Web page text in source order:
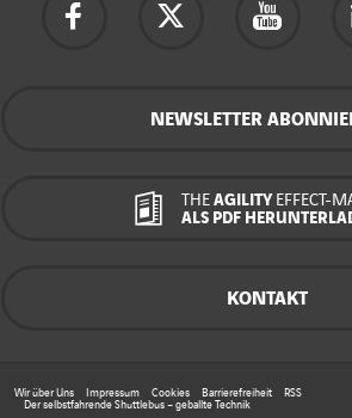
NEWSLETTER
THE AGILITY EFFECT-
ALS PDF
KONTAKT
Wir über Uns Impressum Cookies Barrierefreiheit
RSS
Der selbstfahrende Shuttlebus – geballte Technik